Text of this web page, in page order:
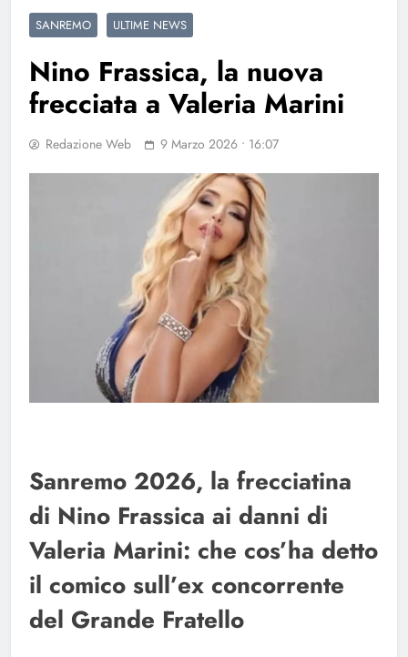
SANREMO ULTIME NEWS
Nino Frassica, la nuova
frecciata a Valeria Marini
Redazione Web 9 Marzo 2026 • 16:07
Sanremo 2026, la frecciatina
di Nino Frassica ai danni di
Valeria Marini: che cos’ha detto
il comico sull’ex concorrente
del Grande Fratello